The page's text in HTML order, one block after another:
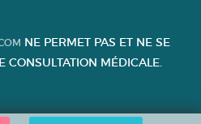
NE PERMET PAS ET NE SE
CONSULTATION MÉDICALE.